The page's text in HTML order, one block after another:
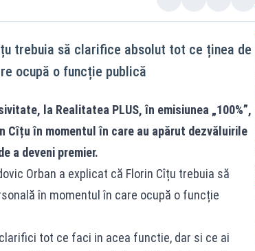
trebuia să clarifice absolut tot ce ținea de
ocupă o funcție publică
la Realitatea PLUS, în emisiunea „100%”,
Cîțu în momentul în care au apărut dezvăluirile
a deveni premier.
Orban a explicat că Florin Cîțu trebuia să
în momentul în care ocupă o funcție
tot ce faci in acea functie, dar si ce ai